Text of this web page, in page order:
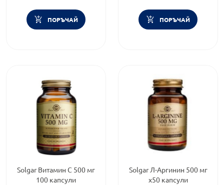
ПОРЪЧАЙ ПОРЪЧАЙ
Solgar Витамин С 500 мг
100 капсули
Solgar Л-Аргинин 500 мг
х50 капсули